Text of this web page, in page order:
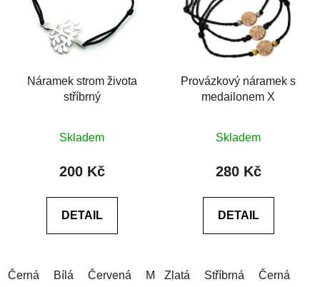
Náramek strom života
stříbrný
Skladem
200 Kč
DETAIL
Černá Bílá Červená Modrá Šedá Růžová
Provázkový náramek s
medailonem X
Skladem
280 Kč
DETAIL
Zlatá Stříbrná Černá